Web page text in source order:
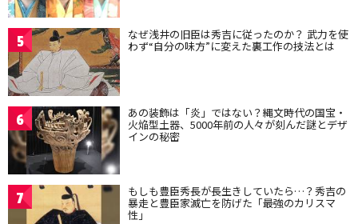
5 なぜ浅井の旧臣は秀吉に従ったのか？ 武力を使
わず“自分の味方”に変えた裏工作の技法とは
6 あの装飾は「炎」ではない？縄文時代の国宝・
火焔型土器、5000年前の人々が刻んだ謎とデザ
インの秘密
7 もしも豊臣秀長が長生きしていたら…？秀吉の
暴走と豊臣家滅亡を防げた「最強のカリスマ
性」